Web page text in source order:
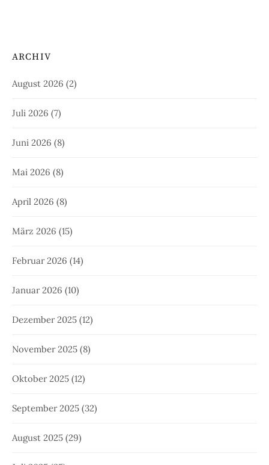
ARCHIV
August 2026 (2)
Juli 2026 (7)
Juni 2026 (8)
Mai 2026 (8)
April 2026 (8)
März 2026 (15)
Februar 2026 (14)
Januar 2026 (10)
Dezember 2025 (12)
November 2025 (8)
Oktober 2025 (12)
September 2025 (32)
August 2025 (29)